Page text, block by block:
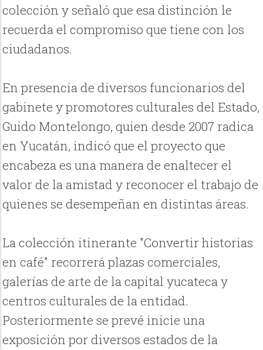
colección y señaló que esa distinción le
recuerda el compromiso que tiene con los
ciudadanos.
En presencia de diversos funcionarios del
gabinete y promotores culturales del Estado,
Guido Montelongo, quien desde 2007 radica
en Yucatán, indicó que el proyecto que
encabeza es una manera de enaltecer el
valor de la amistad y reconocer el trabajo de
quienes se desempeñan en distintas áreas.
La colección itinerante "Convertir historias
en café" recorrerá plazas comerciales,
galerías de arte de la capital yucateca y
centros culturales de la entidad.
Posteriormente se prevé inicie una
exposición por diversos estados de la